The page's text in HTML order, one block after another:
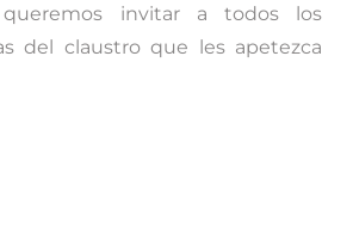
invitar a todos los
del claustro que les apetezca